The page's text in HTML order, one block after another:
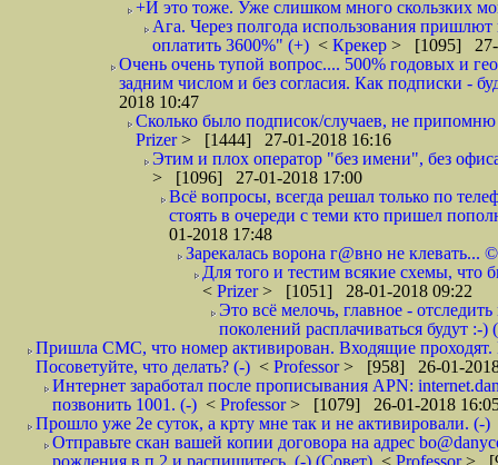
+И это тоже. Уже слишком много скользких
Ага. Через полгода использования
оплатить 3600%" (+) < Крекер > [1095] 27-
Очень очень тупой вопрос.... 500% годовых и
задним числом и без согласия. Как подписки -
2018 10:47
Сколько было подписок/случаев, не
Prizer> [1444] 27-01-2018 16:16
Этим и плох оператор "без имени", без
> [1096] 27-01-2018 17:00
Всё вопросы, всегда решал только по
стоять в очереди с теми кто пришел
01-2018 17:48
Зарекалась ворона г@вно не клевать...
Для того и тестим всякие схемы, что
< Prizer> [1051] 28-01-2018 09:22
Это всё мелочь, главное -
поколений расплачиваться будут :-)
Пришла СМС, что номер активирован. Входящие проходят.
Посоветуйте, что делать? (-) < Professor> [958] 26-01-
Интернет заработал после прописывания APN:
позвонить 1001. (-) < Professor> [1079] 26-01-2018
Прошло уже 2е суток, а крту мне так и не активировали. (-)
Отправьте скан вашей копии договора на адрес
рождения в п.2 и распишитесь. (-) (Совет) < Professor>